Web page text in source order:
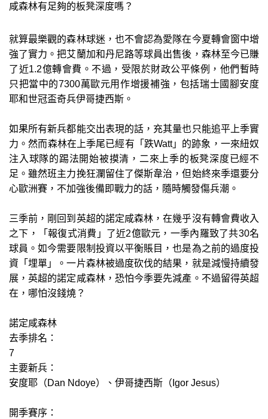
咸森林有足夠的板凳深度嗎？
就算最樂觀的森林球迷，也不會認為愛隊在今夏轉會窗中增
強了實力。把艾蘭加和丹尼路等球員出售後，森林至今已賺
了近1.2億轉會費。不過，受限於財政公平條例，他們暫時
只把當中的7300萬歐元用作增援補強，包括瑞士國腳安度
耶和世冠盃奇兵伊哥捷西斯。
如果所有新兵都能交出表現的話，充其量也只能追平上季實
力。然而森林在上季尾已經有「跌Watt」的跡象，一來紐奴
注入球隊的踢法開始被摸清，二來上季的板凳深度已經不
足。雖然班主力挽狂瀾留住了傑斯韋治，但始終來季還要分
心歐洲賽，不加強後備即戰力的話，隨時觸發傷兵潮。
三季前，剛回到英超的諾定咸森林，在幾乎沒有轉會費收入
之下，「報復式消費」了近2億歐元，一季內羅致了共30名
球員。如今需要限制投資以平衡賬目，也是為之前的過度投
資「埋單」。一片森林被過度砍伐的結果，就是減慢持續發
展，英超的諾定咸森林，恐怕今季要先減產。不過留得英超
在，哪怕沒錢燒？
諾定咸森林
去季排名：
7
主要新兵：
安度耶（Dan Ndoye）、伊哥捷西斯（Igor Jesus）
開季賽序：